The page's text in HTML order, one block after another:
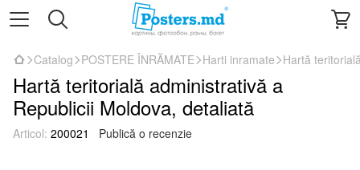
Catalog POSTERE ÎNRĂMATE Harti inramate Hartă
Hartă teritorială administrativă a
Republicii Moldova, detaliată
Articol: 200021 Publică o recenzie